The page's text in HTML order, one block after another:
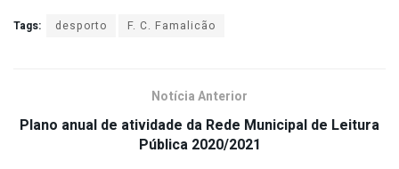
Tags: desporto F. C. Famalicão
Notícia Anterior
Plano anual de atividade da Rede Municipal de Leitura
Pública 2020/2021